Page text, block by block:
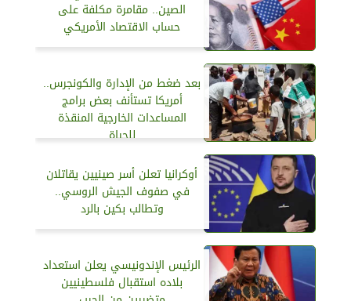
الصين.. مقامرة مكلفة على
حساب الاقتصاد الأمريكي
بعد ضغط من الإدارة والكونجرس..
أمريكا تستأنف بعض برامج
المساعدات الخارجية المنقذة
للحياة
أوكرانيا تعلن أسر صينيين يقاتلان
في صفوف الجيش الروسي..
وتطالب بكين بالرد
الرئيس الإندونيسي يعلن استعداد
بلاده استقبال فلسطينيين